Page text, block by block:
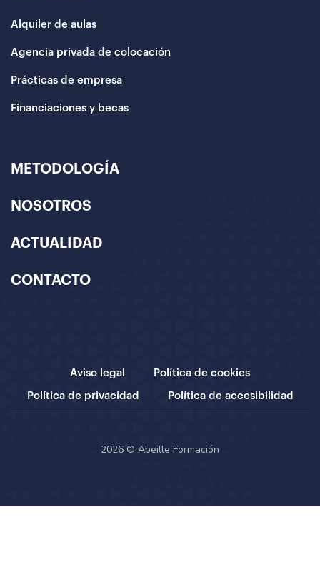
Alquiler de aulas
Agencia privada de colocación
Prácticas de empresa
Financiaciones y becas
METODOLOGÍA
NOSOTROS
ACTUALIDAD
CONTACTO
Aviso legal Política de cookies
Política de privacidad Política de accesibilidad
2026 © Abeille Formación